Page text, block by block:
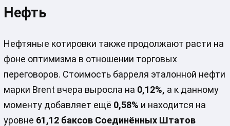
Нефть
Нефтяные котировки также продолжают расти на
фоне оптимизма в отношении торговых
переговоров. Стоимость барреля эталонной нефти
марки Brent вчера выросла на 0,12%, а к данному
моменту добавляет ещё 0,58% и находится на
уровне 61,12 баксов Соединённых Штатов